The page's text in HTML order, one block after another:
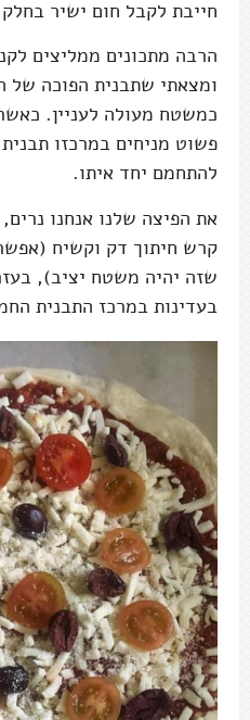
חייבת לקבל חום ישיר
הרבה מתכונים ממליצים
ומצאתי שתבנית הפוכה של
כמשטח מעולה לעניין.
פשוט מניחים במרכזו
להתחמם יחד איתו.
את הפיצה שלנו אנחנו
קרש חיתוך דק וקשיח
שזה יהיה משטח יציב),
בעדינות במרכז התבנית